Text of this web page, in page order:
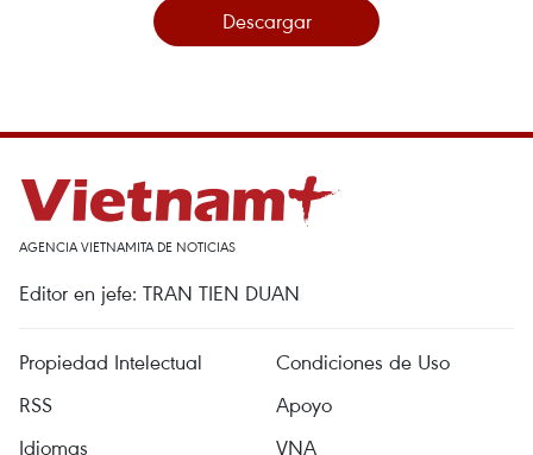
Descargar
AGENCIA VIETNAMITA DE NOTICIAS
Editor en jefe: TRAN TIEN DUAN
Propiedad Intelectual
Condiciones de Uso
RSS
Apoyo
Idiomas
VNA